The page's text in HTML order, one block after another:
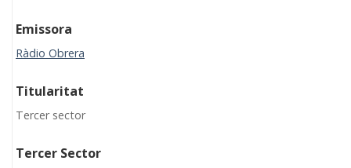
Emissora
Ràdio Obrera
Titularitat
Tercer sector
Tercer Sector